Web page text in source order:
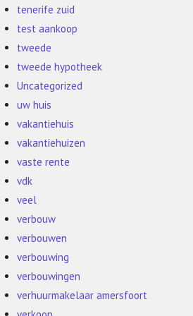
tenerife zuid
test aankoop
tweede
tweede hypotheek
Uncategorized
uw huis
vakantiehuis
vakantiehuizen
vaste rente
vdk
veel
verbouw
verbouwen
verbouwing
verbouwingen
verhuurmakelaar amersfoort